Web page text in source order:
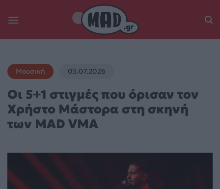
Μουσική 05.07.2026
Οι 5+1 στιγμές που όρισαν τον
Χρήστο Μάστορα στη σκηνή
των MAD VMA